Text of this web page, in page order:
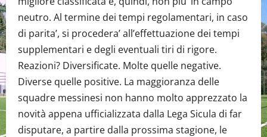
neutro. Al termine dei tempi regolamentari, in caso
di parita’, si procedera’ all’effettuazione dei tempi
supplementari e degli eventuali tiri di rigore.
Reazioni? Diversificate. Molte quelle negative.
Diverse quelle positive. La maggioranza delle
squadre messinesi non hanno molto apprezzato la
novità appena ufficializzata dalla Lega Sicula di far
disputare, a partire dalla prossima stagione, le